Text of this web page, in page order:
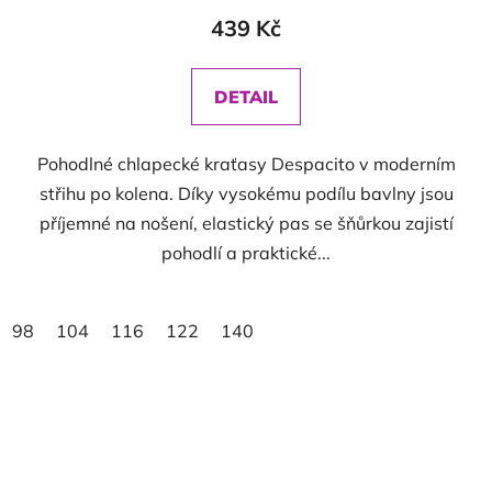
439 Kč
DETAIL
Pohodlné chlapecké kraťasy Despacito v moderním
střihu po kolena. Díky vysokému podílu bavlny jsou
příjemné na nošení, elastický pas se šňůrkou zajistí
pohodlí a praktické...
98 104 116 122 140